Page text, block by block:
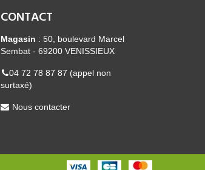
CONTACT
Magasin : 50, boulevard Marcel
Sembat - 69200 VENISSIEUX
04 72 78 87 87 (appel non
surtaxé)
Nous contacter